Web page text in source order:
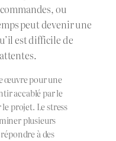
ou
peut devenir une
est difficile de
œuvre pour une
accablé par le
projet. Le stress
plusieurs
à des